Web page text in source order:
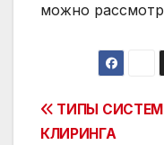
можно
Post
ТИПЫ СИСТЕМ
КЛИРИНГА